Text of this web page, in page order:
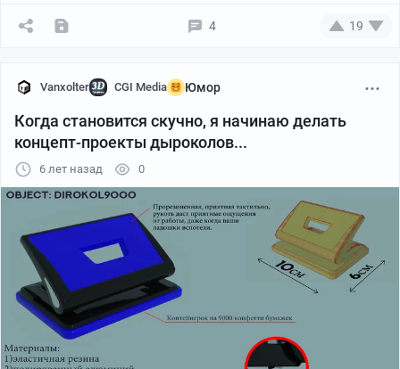
4 19
Vanxolter CGI Media Юмор
Когда становится скучно, я начинаю делать
концепт-проекты дыроколов...
6 лет назад 0